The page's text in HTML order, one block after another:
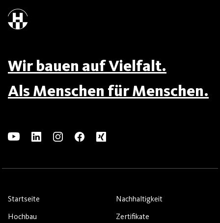
Wir bauen auf Vielfalt.
Als Menschen für Menschen.
Startseite
Hochbau
Nachhaltigkeit
Zertifikate